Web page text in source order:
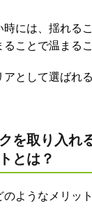
には、揺れる
ことで温まる
アとして選ばれ
を取り入れ
とは？
のようなメリッ